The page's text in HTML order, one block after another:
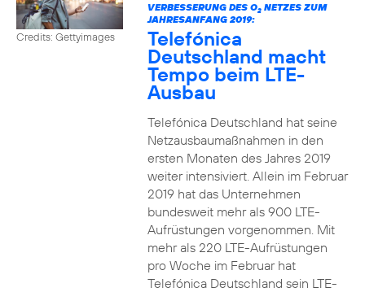
Credits: Gettyimages
VERBESSERUNG DES O2NETZES ZUM
JAHRESANFANG 2019:
Telefónica
Deutschland macht
Tempo beim LTE-
Ausbau
Telefónica Deutschland hat seine
Netzausbaumaßnahmen in den
ersten Monaten des Jahres 2019
weiter intensiviert. Allein im Februar
2019 hat das Unternehmen
bundesweit mehr als 900 LTE-
Aufrüstungen vorgenommen. Mit
mehr als 220 LTE-Aufrüstungen
pro Woche im Februar hat
Telefónica Deutschland sein LTE-